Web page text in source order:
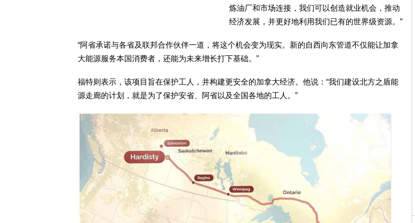
炼油厂和市场连接，我们可以创造就业机会，推动
经济发展，并更好地利用我们已有的世界级资源。”
“阿省承诺与各省及联邦合作伙伴一道，将这个机会变为现实。新的自西向东管道不仅能让加拿
大能源服务本国消费者，还能为未来增长打下基础。”
福特则表示，该项目旨在保护工人，并构建更安全的加拿大经济。他说：“我们建设北方之盾能
源走廊的计划，就是为了保护安省、阿省以及全国各地的工人。”